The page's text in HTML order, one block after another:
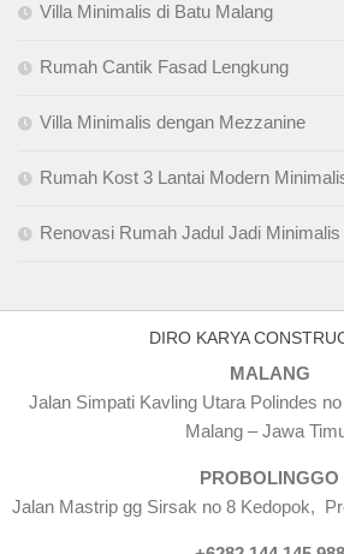
Villa Minimalis di Batu Malang
Rumah Cantik Fasad Lengkung
Villa Minimalis dengan Mezzanine
Rumah Kost 3 Lantai Modern
Renovasi Rumah Jadul Jadi Minimalis
DIRO KARYA
MALANG
Jalan Simpati Kavling Utara Polindes
Malang – Jawa
PROBOLINGGO
Jalan Mastrip gg Sirsak no 8 Kedopok,